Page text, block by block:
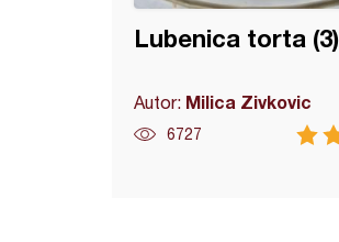
Lubenica torta (3)
Autor: Milica Zivkovic
6727